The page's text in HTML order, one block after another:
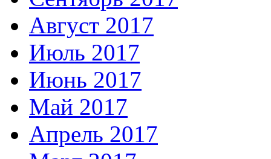
Август 2017
Июль 2017
Июнь 2017
Май 2017
Апрель 2017